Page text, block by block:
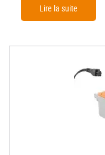
Lire la suite